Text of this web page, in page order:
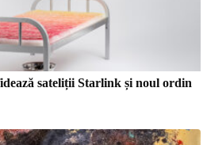
sateliții Starlink și noul ordin